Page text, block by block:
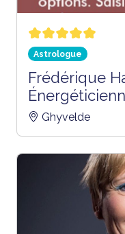
Astrologue
Frédérique
Ghyvelde